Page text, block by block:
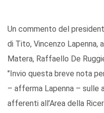
Un commento del
di Tito, Vincenzo Lapenna,
Matera, Raffaello De
"Invio questa breve nota
– afferma Lapenna –
afferenti all’Area della